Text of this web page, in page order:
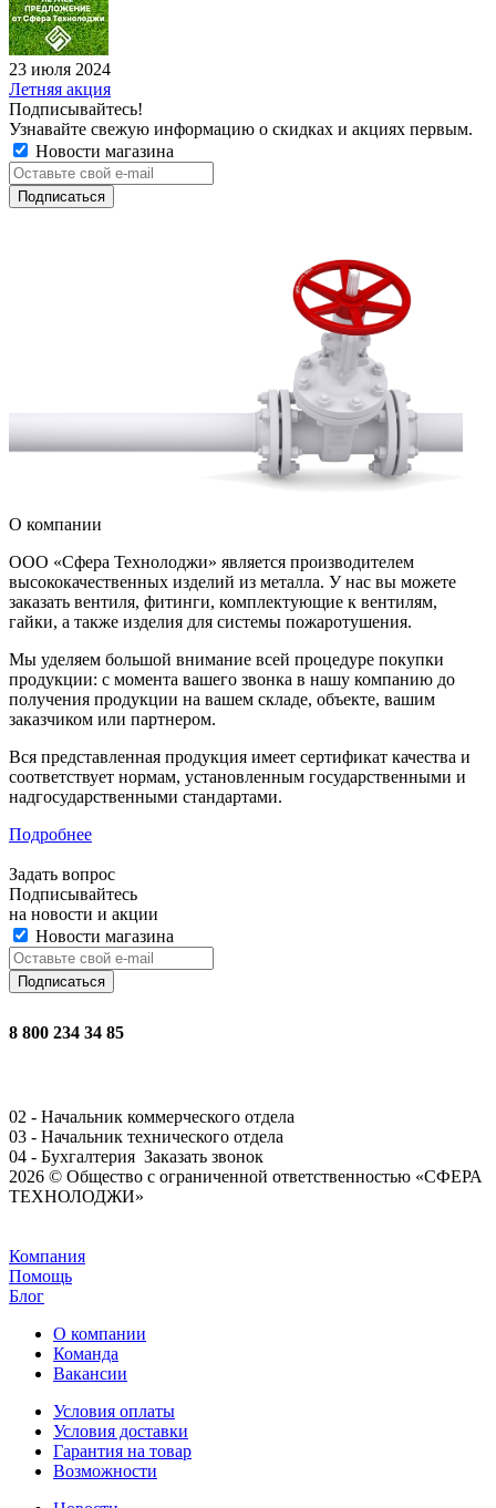
23 июля 2024
Летняя акция
Подписывайтесь!
Узнавайте свежую информацию о скидках и акциях первым.
Новости магазина
О компании
ООО «Сфера Технолоджи» является производителем
высококачественных изделий из металла. У нас вы можете
заказать вентиля, фитинги, комплектующие к вентилям,
гайки, а также изделия для системы пожаротушения.
Мы уделяем большой внимание всей процедуре покупки
продукции: с момента вашего звонка в нашу компанию до
получения продукции на вашем складе, объекте, вашим
заказчиком или партнером.
Вся представленная продукция имеет сертификат качества и
соответствует нормам, установленным государственными и
надгосударственными стандартами.
Подробнее
Задать вопрос
Подписывайтесь
на новости и акции
Новости магазина
8 800 234 34 85
02 - Начальник коммерческого отдела
03 - Начальник технического отдела
04 - Бухгалтерия Заказать звонок
2026 © Общество с ограниченной ответственностью «СФЕРА
ТЕХНОЛОДЖИ»
Компания
Помощь
Блог
О компании
Команда
Вакансии
Условия оплаты
Условия доставки
Гарантия на товар
Возможности